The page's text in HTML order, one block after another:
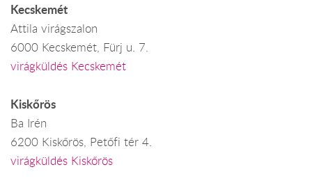
Kecskemét
Attila virágszalon
6000 Kecskemét, Fürj u. 7.
virágküldés Kecskemét
Kiskőrös
Ba Irén
6200 Kiskőrös, Petőfi tér 4.
virágküldés Kiskőrös